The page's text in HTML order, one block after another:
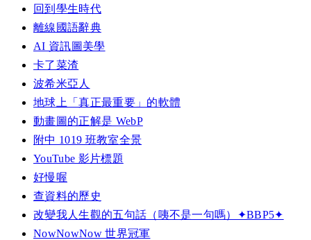
回到學生時代
離線國語辭典
AI 資訊圖美學
卡了菜渣
波希米亞人
地球上「真正最重要」的軟體
動畫圖的正解是 WebP
附中 1019 班教室全景
YouTube 影片標題
好慢喔
查資料的歷史
改變我人生觀的五句話（咦不是一句嗎）✦BBP5✦
NowNowNow 世界冠軍